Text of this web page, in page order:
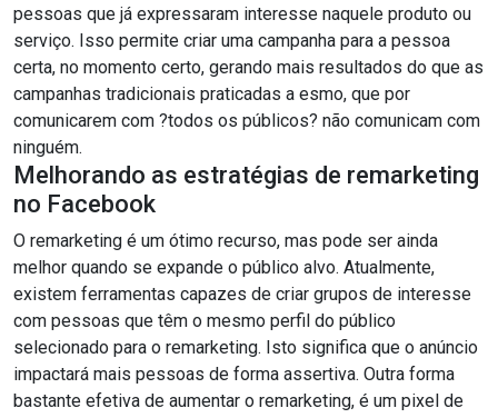
pessoas que já expressaram interesse naquele produto ou
serviço. Isso permite criar uma campanha para a pessoa
certa, no momento certo, gerando mais resultados do que as
campanhas tradicionais praticadas a esmo, que por
comunicarem com ?todos os públicos? não comunicam com
ninguém.
Melhorando as estratégias de remarketing
no Facebook
O remarketing é um ótimo recurso, mas pode ser ainda
melhor quando se expande o público alvo. Atualmente,
existem ferramentas capazes de criar grupos de interesse
com pessoas que têm o mesmo perfil do público
selecionado para o remarketing. Isto significa que o anúncio
impactará mais pessoas de forma assertiva. Outra forma
bastante efetiva de aumentar o remarketing, é um pixel de